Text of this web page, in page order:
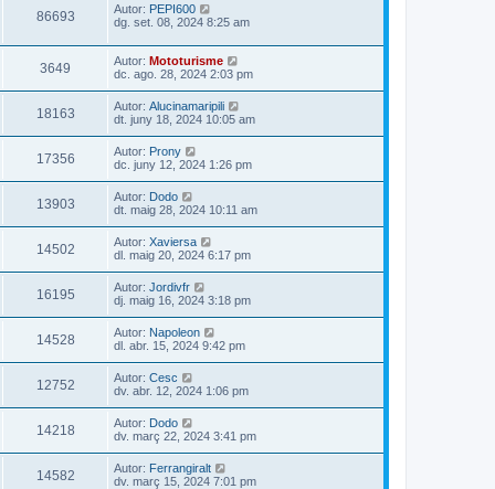
86693 Autor: PEPI600
dg. set. 08, 2024 8:25 am
3649 Autor: Mototurisme
dc. ago. 28, 2024 2:03 pm
18163 Autor: Alucinamaripili
dt. juny 18, 2024 10:05 am
17356 Autor: Prony
dc. juny 12, 2024 1:26 pm
13903 Autor: Dodo
dt. maig 28, 2024 10:11 am
14502 Autor: Xaviersa
dl. maig 20, 2024 6:17 pm
16195 Autor: Jordivfr
dj. maig 16, 2024 3:18 pm
14528 Autor: Napoleon
dl. abr. 15, 2024 9:42 pm
12752 Autor: Cesc
dv. abr. 12, 2024 1:06 pm
14218 Autor: Dodo
dv. març 22, 2024 3:41 pm
14582 Autor: Ferrangiralt
dv. març 15, 2024 7:01 pm